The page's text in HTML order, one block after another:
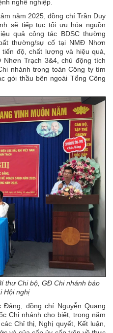
nghề nghiệp.
năm 2025, đồng chí Trần Duy
sẽ tiếp tục tối ưu hóa nguồn
quả công tác BDSC thường
thường/sự cố tại NMĐ Nhơn
độ, chất lượng và hiệu quả,
Trạch 3&4, chủ động tích
nhánh trong toàn Công ty tìm
gói thầu bên ngoài Tổng Công
thư Chi bộ, GĐ Chi nhánh báo
Hội nghị
đồng chí Nguyễn Quang
Chi nhánh cho biết, trong năm
Chỉ thị, Nghị quyết, Kết luận,